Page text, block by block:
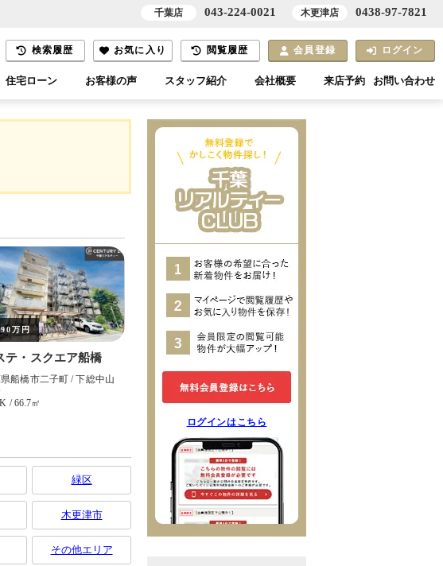
検索履歴 お気に入り 閲覧履歴 会員登録 ログイン
住宅ローン お客様の声 スタッフ紹介 会社概要 来店予約 お問い合わせ
緑区
木更津市
その他エリア
ログインはこちら
千葉店 043-224-0021 木更津店 0438-97-7821